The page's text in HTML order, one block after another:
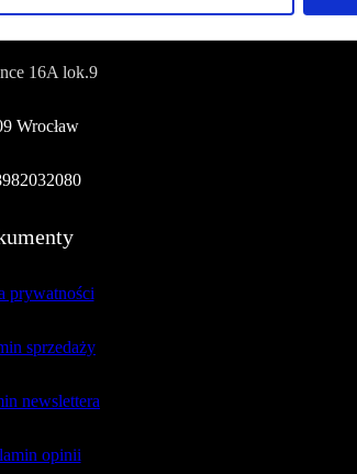
SZPILKA
16A lok.9
Wrocław
prywatności
sprzedaży
newslettera
opinii